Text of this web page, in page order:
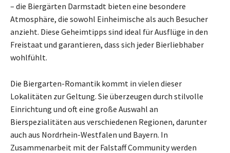
– die Biergärten Darmstadt bieten eine besondere
Atmosphäre, die sowohl Einheimische als auch Besucher
anzieht. Diese Geheimtipps sind ideal für Ausflüge in den
Freistaat und garantieren, dass sich jeder Bierliebhaber
wohlfühlt.
Die Biergarten-Romantik kommt in vielen dieser
Lokalitäten zur Geltung. Sie überzeugen durch stilvolle
Einrichtung und oft eine große Auswahl an
Bierspezialitäten aus verschiedenen Regionen, darunter
auch aus Nordrhein-Westfalen und Bayern. In
Zusammenarbeit mit der Falstaff Community werden